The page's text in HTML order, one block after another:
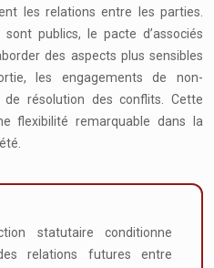
les relations entre les parties.
publics, le pacte d’associés
des aspects plus sensibles
les engagements de non-
résolution des conflits. Cette
flexibilité remarquable dans la
statutaire conditionne
relations futures entre